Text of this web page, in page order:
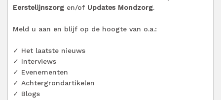
Eerstelijnszorg en/of Updates Mondzorg.
Meld u aan en blijf op de hoogte van o.a.:
✓ Het laatste nieuws
✓ Interviews
✓ Evenementen
✓ Achtergrondartikelen
✓ Blogs